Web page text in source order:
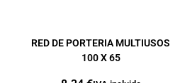
RED DE PORTERIA MULTIUSOS
100 X 65